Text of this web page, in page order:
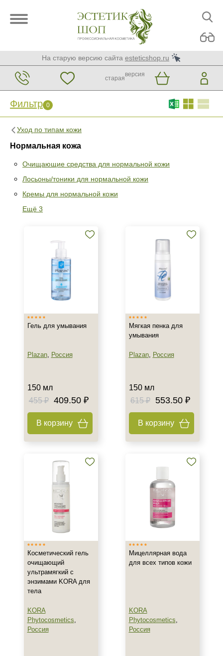
На старую версию сайта esteticshop.ru
старая
версия
Фильтр 0
Уход по типам кожи
Нормальная кожа
Очищающие средства для нормальной кожи
Лосьоны/тоники для нормальной кожи
Кремы для нормальной кожи
Ещё 3
Фильтр 0
Лосьоны/тоники для
Кремы для нормальной кожи
AERAZEN Laboratoires
ARDEMI
Показать еще
Израиль
Италия
Показать еще
Гликолевый
Мультикислотный
Салициловый
Домашняя
Гель для умывания
Plazan, Россия
150 мл
455 ₽
409.50 ₽
В корзину
Мягкая пенка для
умывания
Plazan, Россия
150 мл
615 ₽
553.50 ₽
В корзину
Косметический гель
очищающий
ультрамягкий с
энзимами KORA для
тела
KORA
Phytocosmetics,
Россия
Мицеллярная вода
для всех типов кожи
KORA
Phytocosmetics,
Россия